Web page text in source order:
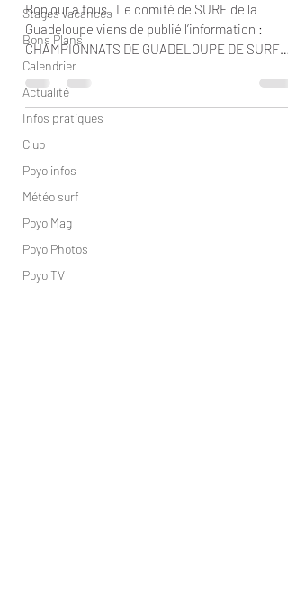
Stages vacances
Bons Plans
Calendrier
Actualité
Infos pratiques
Club
Poyo infos
Météo surf
Poyo Mag
Poyo Photos
Poyo TV
Bonjour a tous , Le comité de SURF de la
Guadeloupe viens de publié l’information :
CHAMPIONNATS DE GUADELOUPE DE SURF
2012 ILS SE...